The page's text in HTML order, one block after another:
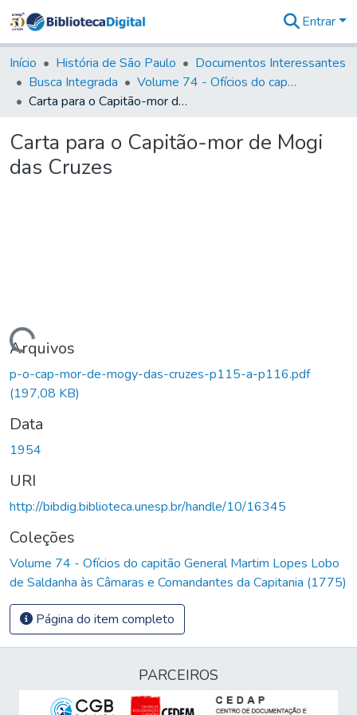
&
Coleções
Tudo na
Biblioteca
Estatísticas
Entrar
Início História de São Paulo
Documentos Interessantes
Busca Integrada
Volume 74 - Ofícios do capitão General Martim Lopes Lobo de Saldanha às Câmaras e Comandantes da Capitania (1775)
Carta para o Capitão-mor de Mogi das Cruzes
Carta para o Capitão-mor de Mogi
das Cruzes
Carregando...
Arquivos
p-o-cap-mor-de-mogy-das-cruzes-p115-a-p116.pdf
(197,08 KB)
Data
1954
URI
http://bibdig.biblioteca.unesp.br/handle/10/16345
Coleções
Volume 74 - Ofícios do capitão General Martim Lopes Lobo
de Saldanha às Câmaras e Comandantes da Capitania (1775)
Página do item completo
PARCEIROS